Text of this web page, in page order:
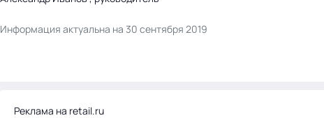
Информация актуальна на 30 сентября 2019
Реклама на retail.ru